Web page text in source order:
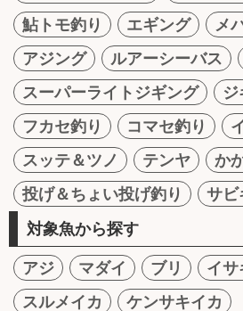
鮎トモ釣り
エギング
メ
アジング
ルアーシーバス
スーパーライトジギング
フカセ釣り
コマセ釣り
スッテ＆ツノ
テンヤ
か
投げ＆ちょい投げ釣り
サビ
対象魚から探す
アジ マダイ ブリ イサ
スルメイカ
ケンサキイカ